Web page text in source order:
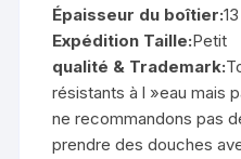
Épaisseur du boîtier:
Expédition Taille:Petit
qualité & Trademark:
résistants à l »eau mais
ne recommandons pas
prendre des douches